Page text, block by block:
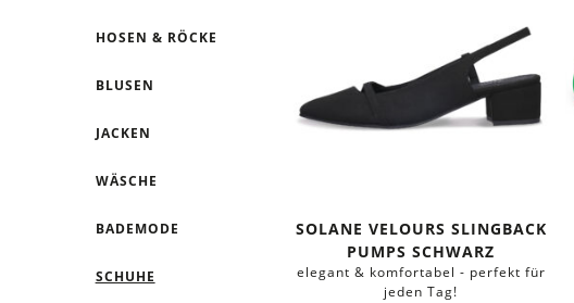
HOSEN & RÖCKE
BLUSEN
JACKEN
WÄSCHE
BADEMODE
SCHUHE
SOLANE VELOURS SLINGBACK
PUMPS SCHWARZ
elegant & komfortabel - perfekt für
jeden Tag!